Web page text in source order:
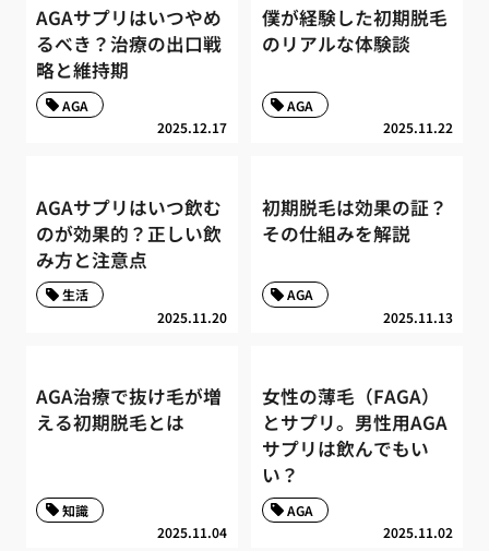
AGAサプリはいつやめ
るべき？治療の出口戦
略と維持期
2025.12.17
AGA
僕が経験した初期脱毛
のリアルな体験談
2025.11.22
AGA
AGAサプリはいつ飲む
のが効果的？正しい飲
み方と注意点
2025.11.20
生活
初期脱毛は効果の証？
その仕組みを解説
2025.11.13
AGA
AGA治療で抜け毛が増
える初期脱毛とは
2025.11.04
知識
女性の薄毛（FAGA）
とサプリ。男性用AGA
サプリは飲んでもい
い？
2025.11.02
AGA